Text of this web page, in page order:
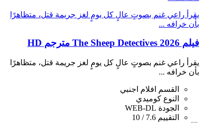
يقرأ راعي غنم بصوتٍ عالٍ كل يومٍ لغز جريمة قتل، متظاهرًا
بأن خرافه ...
فيلم The Sheep Detectives 2026 مترجم HD
يقرأ راعي غنم بصوتٍ عالٍ كل يومٍ لغز جريمة قتل، متظاهرًا
بأن خرافه ...
القسم
افلام اجنبي
النوع كوميدي
الجودة WEB-DL
التقييم 7.6 / 10